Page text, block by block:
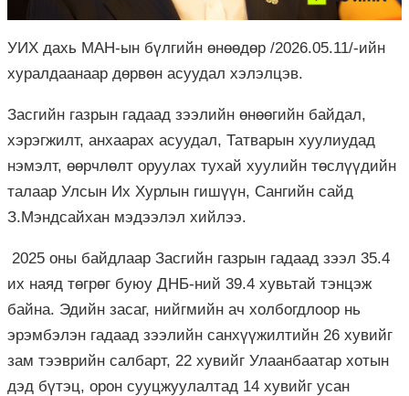
УИХ дахь МАН-ын бүлгийн өнөөдөр /2026.05.11/-ийн
хуралдаанаар дөрвөн асуудал хэлэлцэв.
Засгийн газрын гадаад зээлийн өнөөгийн байдал,
хэрэгжилт, анхаарах асуудал, Татварын хуулиудад
нэмэлт, өөрчлөлт оруулах тухай хуулийн төслүүдийн
талаар Улсын Их Хурлын гишүүн, Сангийн сайд
З.Мэндсайхан мэдээлэл хийлээ.
2025 оны байдлаар Засгийн газрын гадаад зээл 35.4
их наяд төгрөг буюу ДНБ-ний 39.4 хувьтай тэнцэж
байна. Эдийн засаг, нийгмийн ач холбогдлоор нь
эрэмбэлэн гадаад зээлийн санхүүжилтийн 26 хувийг
зам тээврийн салбарт, 22 хувийг Улаанбаатар хотын
дэд бүтэц, орон сууцжуулалтад 14 хувийг усан